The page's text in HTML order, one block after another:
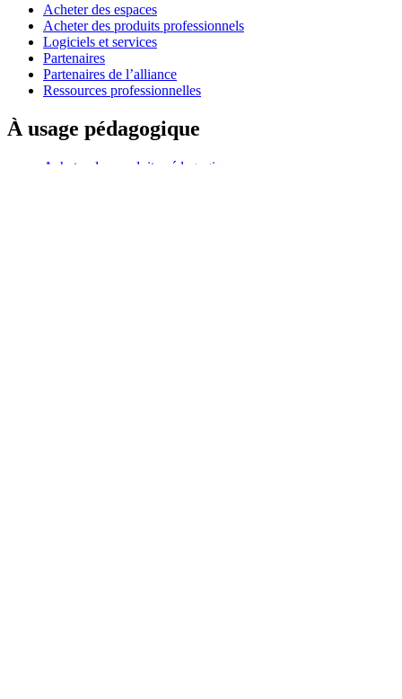
Acheter des espaces
Acheter des produits professionnels
Logiciels et services
Partenaires
Partenaires de l’alliance
Ressources professionnelles
À usage pédagogique
Acheter des produits pédagogiques